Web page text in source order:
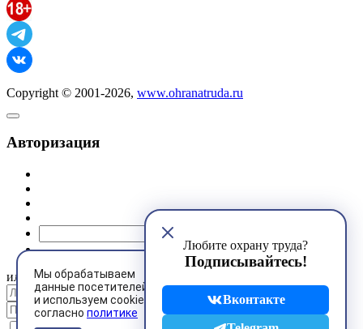
Мы обрабатываем
данные посетителей
и используем cookies
согласно политике
Любите охрану труда?
Подписывайтесь!
Вконтакте
Copyright © 2001-2026, www.ohranatruda.ru
Авторизация
или